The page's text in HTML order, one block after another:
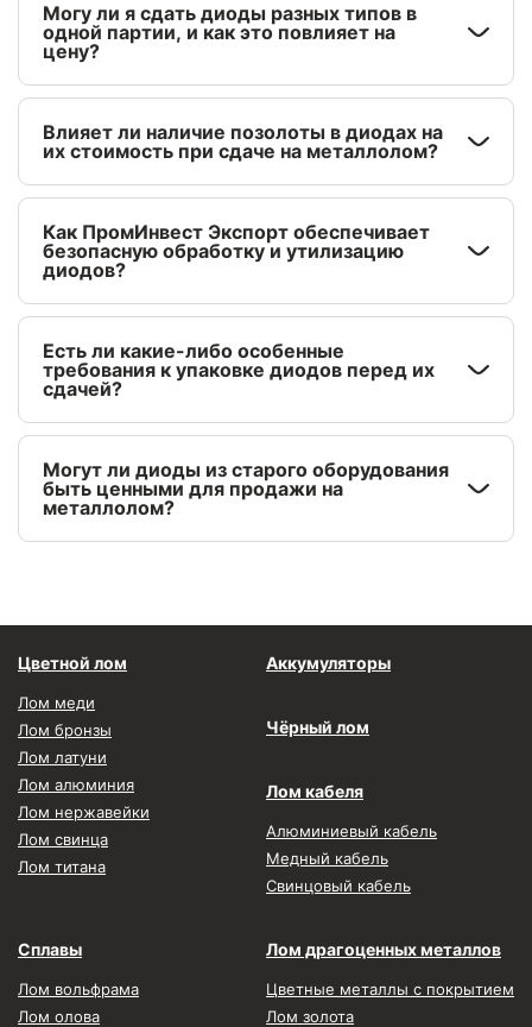
Могу ли я сдать диоды разных типов в
одной партии, и как это повлияет на
цену?
Влияет ли наличие позолоты в диодах на
их стоимость при сдаче на металлолом?
Как ПромИнвест Экспорт обеспечивает
безопасную обработку и утилизацию
диодов?
Есть ли какие-либо особенные
требования к упаковке диодов перед их
сдачей?
Могут ли диоды из старого оборудования
быть ценными для продажи на
металлолом?
Цветной лом
Лом меди
Лом бронзы
Лом латуни
Лом алюминия
Лом нержавейки
Лом свинца
Лом титана
Аккумуляторы
Чёрный лом
Лом кабеля
Алюминиевый кабель
Медный кабель
Свинцовый кабель
Сплавы
Лом вольфрама
Лом олова
Лом драгоценных металлов
Цветные металлы с покрытием
Лом золота